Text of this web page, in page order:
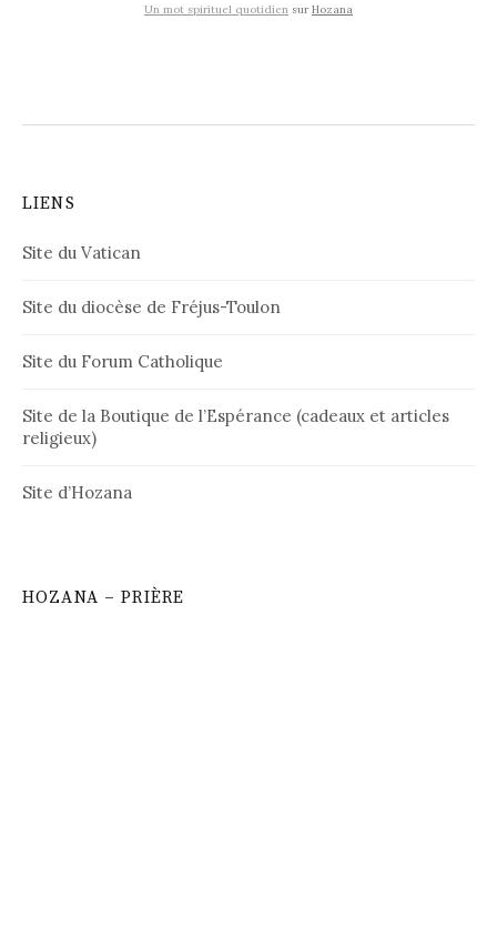
Un mot spirituel quotidien surHozana
LIENS
Site du Vatican
Site du diocèse de Fréjus-Toulon
Site du Forum Catholique
Site de la Boutique de l’Espérance (cadeaux et articles
religieux)
Site d’Hozana
HOZANA – PRIÈRE